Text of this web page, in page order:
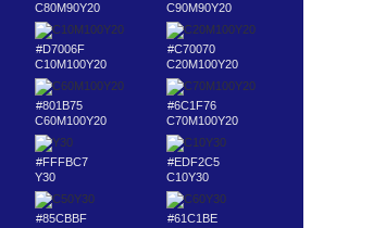
C80M90Y20
C90M90Y20
#D7006F
C10M100Y20
#C70070
C20M100Y20
#801B75
C60M100Y20
#6C1F76
C70M100Y20
#FFFBC7
Y30
#EDF2C5
C10Y30
#85CBBF
#61C1BE